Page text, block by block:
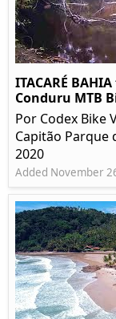
ITACARÉ
Conduru MTB
Por Codex Bike
Capitão Parque
2020
Added November